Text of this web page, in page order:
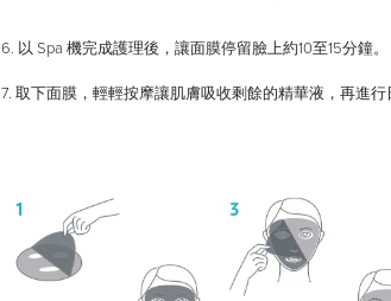
6. 以 Spa 機完成護理後，讓面膜停留臉上約10至15分鐘。
7. 取下面膜，輕輕按摩讓肌膚吸收剩餘的精華液，再進行